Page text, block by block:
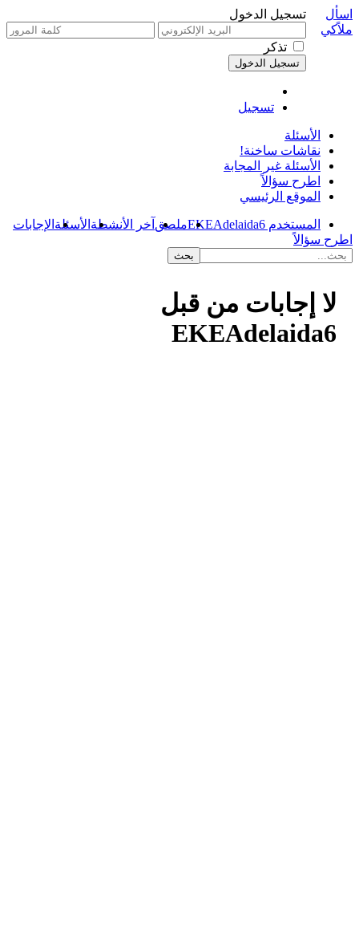
تسجيل الدخول
تذكر
تسجيل
اسأل
ملاًكي
الأسئلة
نقاشات ساخنة!
الأسئلة غير المجابة
اطرح سؤالاً
الموقع الرئيسي
المستخدم EKEAdelaida6 ملصق آخر الأنشطة الأسئلة الإجابات
اطرح سؤالاً
لا إجابات من قبل
EKEAdelaida6